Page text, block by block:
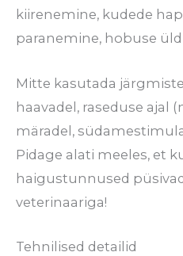
kiirenemine, kudede
paranemine, hobuse
Mitte kasutada
haavadel, raseduse ajal
märadel,
Pidage alati meeles, et
haigustunnused
veterinaariga!
Tehnilised detailid